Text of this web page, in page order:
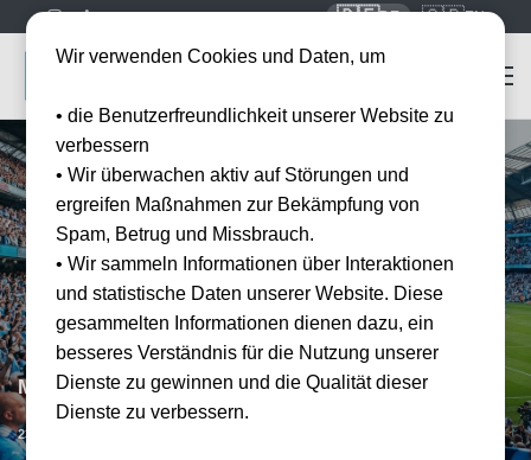
🇩🇪DE 🇬🇧EN
Manchester City vs AFC Bournemouth
23.08.2026
Wir verwenden Cookies und Daten, um
• die Benutzerfreundlichkeit unserer Website zu
verbessern
• Wir überwachen aktiv auf Störungen und
ergreifen Maßnahmen zur Bekämpfung von
Spam, Betrug und Missbrauch.
• Wir sammeln Informationen über Interaktionen
und statistische Daten unserer Website. Diese
gesammelten Informationen dienen dazu, ein
besseres Verständnis für die Nutzung unserer
Dienste zu gewinnen und die Qualität dieser
Dienste zu verbessern.